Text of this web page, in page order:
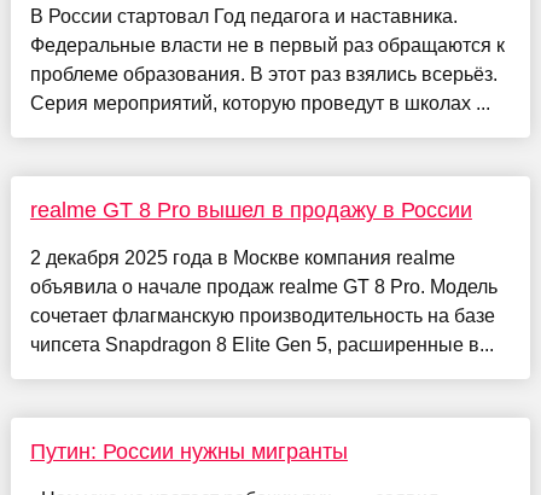
В России стартовал Год педагога и наставника.
Федеральные власти не в первый раз обращаются к
проблеме образования. В этот раз взялись всерьёз.
Серия мероприятий, которую проведут в школах ...
realme GT 8 Pro вышел в продажу в России
2 декабря 2025 года в Москве компания realme
объявила о начале продаж realme GT 8 Pro. Модель
сочетает флагманскую производительность на базе
чипсета Snapdragon 8 Elite Gen 5, расширенные в...
Путин: России нужны мигранты